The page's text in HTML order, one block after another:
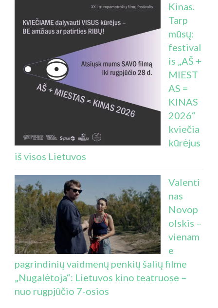
Kinas.
Tarp
mūsų:
festival
is „AŠ +
MIEST
AS =
KINAS
2026“
kviečia
kūrėjus
iš visos Lietuvos
Valenti
nas
Novop
olskis –
vienam
e
pagrindinių vaidmenų penkių šalių filme
„Nugalėtoja“: Lietuvos kino teatruose –
nuo rugpjūčio 7-osios